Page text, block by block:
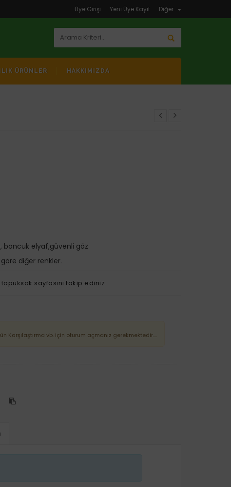
Üye Girişi Yeni Üye Kayıt Diğer
ÜRÜNLER HAKKIMIZDA
boncuk elyaf,güvenli göz
diğer renkler.
sayfasını takip ediniz.
Karşılaştırma vb. için oturum açmanız gerekmektedir....